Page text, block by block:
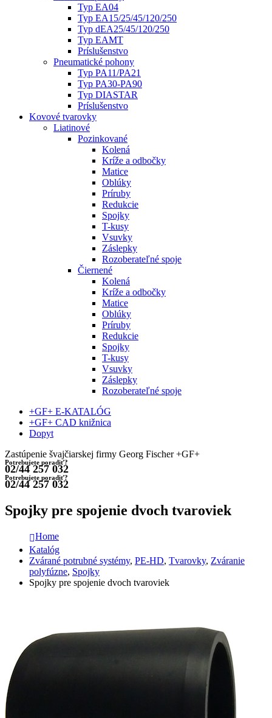
Typ EA04
Typ EA15/25/45/120/250
Typ dEA25/45/120/250
Typ EAMT
Príslušenstvo
Pneumatické pohony
Typ PA11/PA21
Typ PA30-PA90
Typ DIASTAR
Príslušenstvo
Kovové tvarovky
Liatinové
Pozinkované
Kolená
Kríže a odbočky
Matice
Oblúky
Príruby
Redukcie
Spojky
T-kusy
Vsuvky
Záslepky
Rozoberateľné spoje
Čiernené
Kolená
Kríže a odbočky
Matice
Oblúky
Príruby
Redukcie
Spojky
T-kusy
Vsuvky
Záslepky
Rozoberateľné spoje
+GF+ E-KATALÓG
+GF+ CAD knižnica
Dopyt
Zastúpenie švajčiarskej firmy Georg Fischer +GF+
Potrebujete poradiť?
02/44 257 032
Potrebujete poradiť?
02/44 257 032
Spojky pre spojenie dvoch tvaroviek
Home
Katalóg
Zvárané potrubné systémy, PE-HD, Tvarovky, Zváranie
polyfúzne, Spojky
Spojky pre spojenie dvoch tvaroviek